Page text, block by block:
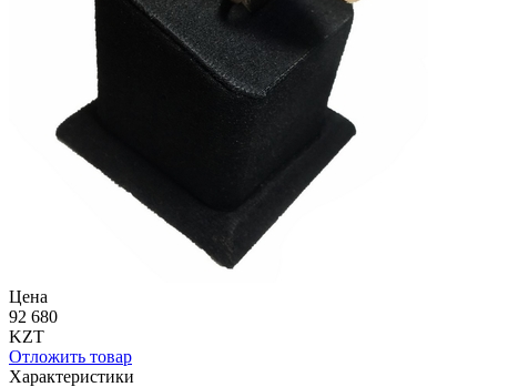
Цена
92 680
KZT
Отложить товар
Характеристики